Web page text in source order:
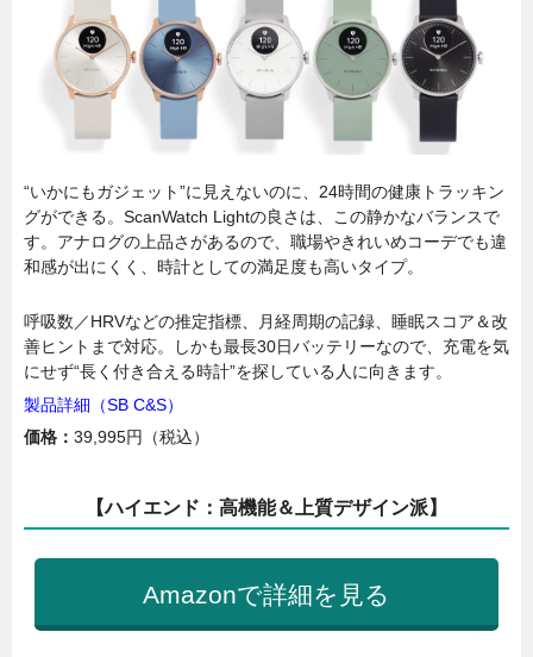
“いかにもガジェット”に見えないのに、24時間の健康トラッキン
グができる。ScanWatch Lightの良さは、この静かなバランスで
す。アナログの上品さがあるので、職場やきれいめコーデでも違
和感が出にくく、時計としての満足度も高いタイプ。
呼吸数／HRVなどの推定指標、月経周期の記録、睡眠スコア＆改
善ヒントまで対応。しかも最長30日バッテリーなので、充電を気
にせず“長く付き合える時計”を探している人に向きます。
製品詳細（SB C&S）
価格： 39,995円（税込）
【ハイエンド：高機能＆上質デザイン派】
Amazonで詳細を見る